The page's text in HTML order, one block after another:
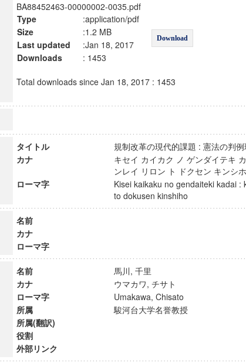
BA88452463-00000002-0035.pdf
Type
:application/pdf
Download
Size
:1.2 MB
Last updated
:Jan 18, 2017
Downloads
: 1453
Total downloads since Jan 18, 2017 : 1453
タイトル
規制改革の現代的課題 : 憲法の
カナ
キセイ カイカク ノ ゲンダイテキ
ンレイ リロン ト ドクセン キン
ローマ字
Kisei kaikaku no gendaiteki kadai :
to dokusen kinshiho
名前
カナ
ローマ字
名前
馬川, 千里
カナ
ウマカワ, チサト
ローマ字
Umakawa, Chisato
所属
駿河台大学名誉教授
所属(翻訳)
役割
外部リンク